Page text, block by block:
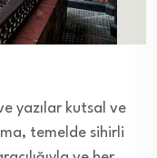
yazılar kutsal ve
temelde sihirli